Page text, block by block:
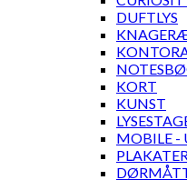
DUFTLYS
KORT
KUNST
MOBILE -